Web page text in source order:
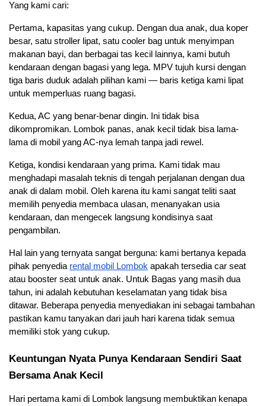
Yang kami cari:
Pertama, kapasitas yang cukup. Dengan dua anak, dua koper
besar, satu stroller lipat, satu cooler bag untuk menyimpan
makanan bayi, dan berbagai tas kecil lainnya, kami butuh
kendaraan dengan bagasi yang lega. MPV tujuh kursi dengan
tiga baris duduk adalah pilihan kami — baris ketiga kami lipat
untuk memperluas ruang bagasi.
Kedua, AC yang benar-benar dingin. Ini tidak bisa
dikompromikan. Lombok panas, anak kecil tidak bisa lama-
lama di mobil yang AC-nya lemah tanpa jadi rewel.
Ketiga, kondisi kendaraan yang prima. Kami tidak mau
menghadapi masalah teknis di tengah perjalanan dengan dua
anak di dalam mobil. Oleh karena itu kami sangat teliti saat
memilih penyedia membaca ulasan, menanyakan usia
kendaraan, dan mengecek langsung kondisinya saat
pengambilan.
Hal lain yang ternyata sangat berguna: kami bertanya kepada
pihak penyedia rental mobil Lombok apakah tersedia car seat
atau booster seat untuk anak. Untuk Bagas yang masih dua
tahun, ini adalah kebutuhan keselamatan yang tidak bisa
ditawar. Beberapa penyedia menyediakan ini sebagai tambahan
pastikan kamu tanyakan dari jauh hari karena tidak semua
memiliki stok yang cukup.
Keuntungan Nyata Punya Kendaraan Sendiri Saat
Bersama Anak Kecil
Hari pertama kami di Lombok langsung membuktikan kenapa